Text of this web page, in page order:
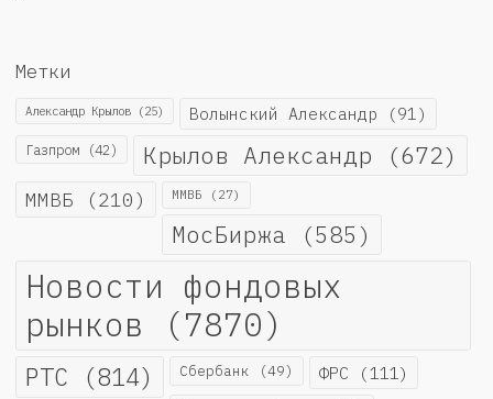
Метки
Александр Крылов (25) Волынский Александр (91)
Газпром (42) Крылов Александр (672)
ММВБ (210) ММВБ (27)
МосБиржа (585)
Новости фондовых
рынков (7870)
РТС (814) Сбербанк (49) ФРС (111)